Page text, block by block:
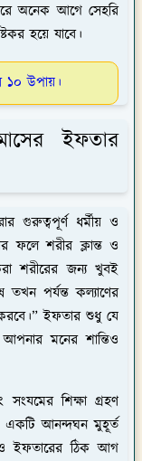
অনেক আগে সেহরি
হয়ে যাবে।
১০ উপায়।
ইফতার
গুরুত্বপূর্ণ ধর্মীয় ও
ফলে শরীর ক্লান্ত ও
শরীরের জন্য খুবই
পর্যন্ত কল্যাণের
ইফতার শুধু যে
মনের শান্তিও
শিক্ষা গ্রহণ
একটি আনন্দঘন মুহূর্ত
ইফতারের ঠিক আগ